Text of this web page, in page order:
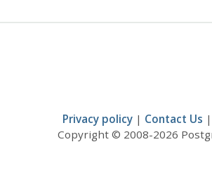
Privacy policy| Contact Us |
Copyright © 2008-2026